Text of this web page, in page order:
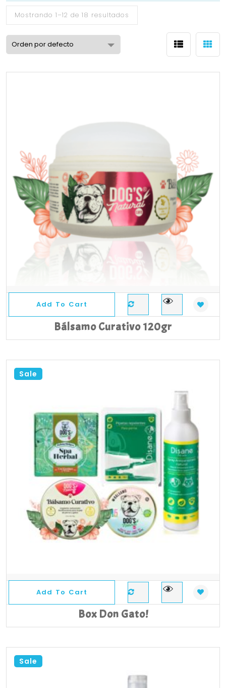
Mostrando 1–12 de 18 resultados
Add To Cart
Bálsamo Curativo 120gr
Sale
Add To Cart
Box Don Gato!
Sale